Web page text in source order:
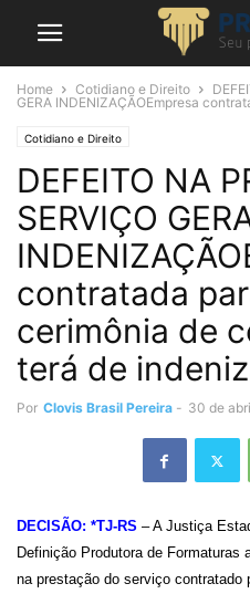
Home Cotidiano e Direito
GERA INDENIZAÇÃOEmpresa
Cotidiano e Direito
DEFEITO NA
SERVIÇO
contratada
cerimônia de
terá de
Por Clovis Brasil Pereira - 30 de
DECISÃO: *TJ-RS – A Justiça
Definição Produtora de Formaturas
na prestação do serviço contratado